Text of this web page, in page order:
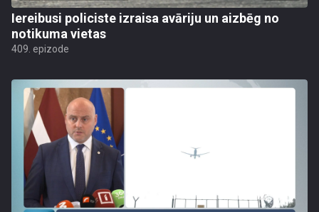
Iereibusi policiste izraisa avāriju un aizbēg no
notikuma vietas
409. epizode